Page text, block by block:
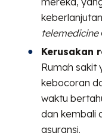
telemedicine
Kerusakan
Rumah sakit
kebocoran
waktu
dan kembali
asuransi.